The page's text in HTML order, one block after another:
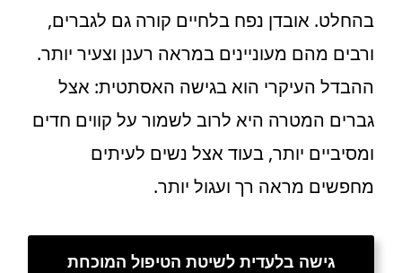
בהחלט. אובדן נפח בלחיים קורה גם לגברים,
ורבים מהם מעוניינים במראה רענן וצעיר יותר.
ההבדל העיקרי הוא בגישה האסתטית: אצל
גברים המטרה היא לרוב לשמור על קווים חדים
ומסיביים יותר, בעוד אצל נשים לעיתים
מחפשים מראה רך ועגול יותר.
גישה בלעדית לשיטת הטיפול המוכחת